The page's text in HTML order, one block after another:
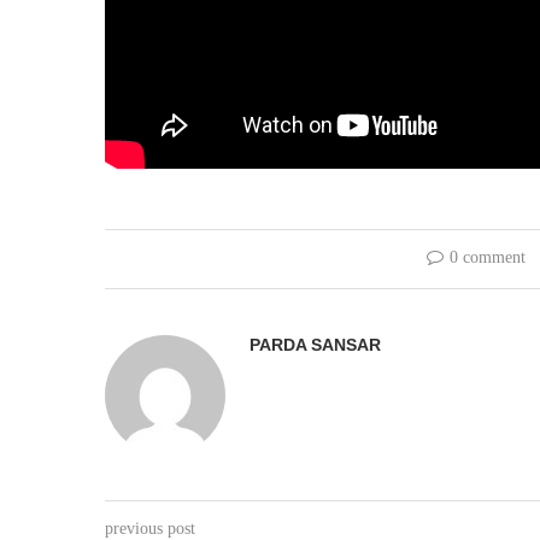
0 comment
PARDA SANSAR
previous post